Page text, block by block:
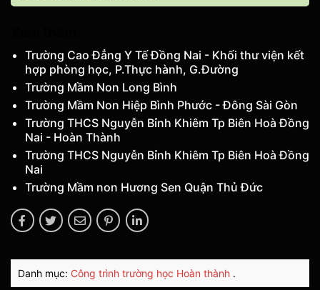
Trường Cao Đẳng Y Tế Đồng Nai - Khối thư viện kết
hợp phòng học, P.Thực hành, G.Đường
Trường Mầm Non Long Bình
Trường Mầm Non Hiệp Bình Phước - Đông Sài Gòn
Trường THCS Nguyễn Bỉnh Khiêm Tp Biên Hoà Đồng
Nai - Hoàn Thành
Trường THCS Nguyễn Bỉnh Khiêm Tp Biên Hoà Đồng
Nai
Trường Mầm non Hương Sen Quận Thủ Đức
Danh mục: Công trình trường học Hoàn thành .